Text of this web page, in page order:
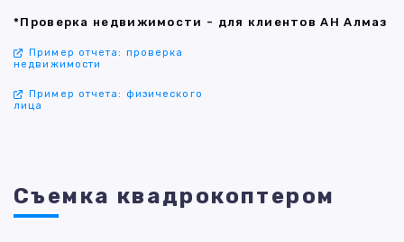
*Проверка недвижимости - для клиентов АН Алмаз
Пример отчета: проверка
недвижимости
Пример отчета: физического
лица
Съемка квадрокоптером